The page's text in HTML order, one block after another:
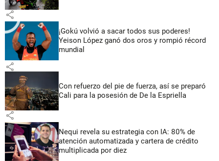
share
¡Gokú volvió a sacar todos sus poderes!
Yeison López ganó dos oros y rompió récord
mundial
share
Con refuerzo del pie de fuerza, así se preparó
Cali para la posesión de De la Espriella
share
Nequi revela su estrategia con IA: 80% de
atención automatizada y cartera de crédito
multiplicada por diez